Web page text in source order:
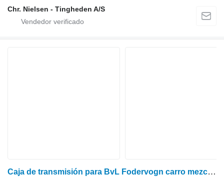
Chr. Nielsen - Tingheden A/S
Caja de transmisión para BvL Fodervogn carro mezclador